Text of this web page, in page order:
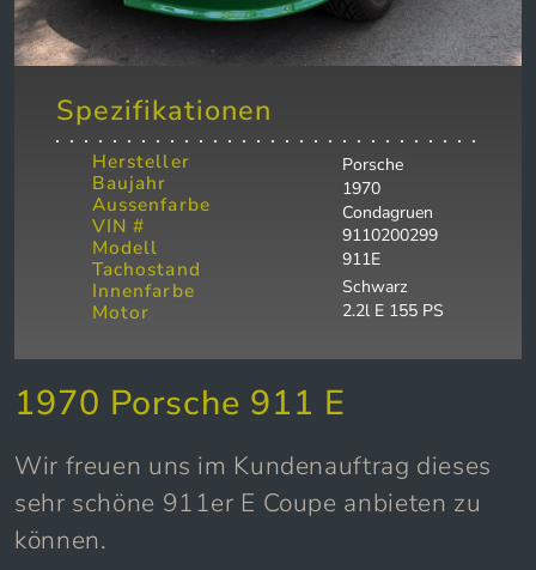
Spezifikationen
Hersteller
Baujahr
Aussenfarbe
VIN #
Modell
Tachostand
Innenfarbe
Motor
Porsche
1970
Condagruen
9110200299
911E
Schwarz
2.2l E 155 PS
1970 Porsche 911 E
Wir freuen uns im Kundenauftrag dieses
sehr schöne 911er E Coupe anbieten zu
können.